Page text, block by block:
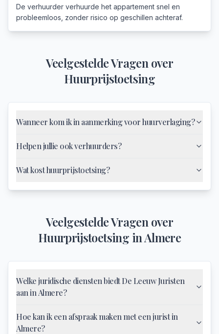
De verhuurder verhuurde het appartement snel en
probleemloos, zonder risico op geschillen achteraf.
Veelgestelde Vragen over
Huurprijstoetsing
Wanneer kom ik in aanmerking voor huurverlaging?
Helpen jullie ook verhuurders?
Wat kost huurprijstoetsing?
Veelgestelde Vragen over
Huurprijstoetsing inAlmere
Welke juridische diensten biedt De Leeuw Juristen
aan in Almere?
Hoe kan ik een afspraak maken met een jurist in
Almere?